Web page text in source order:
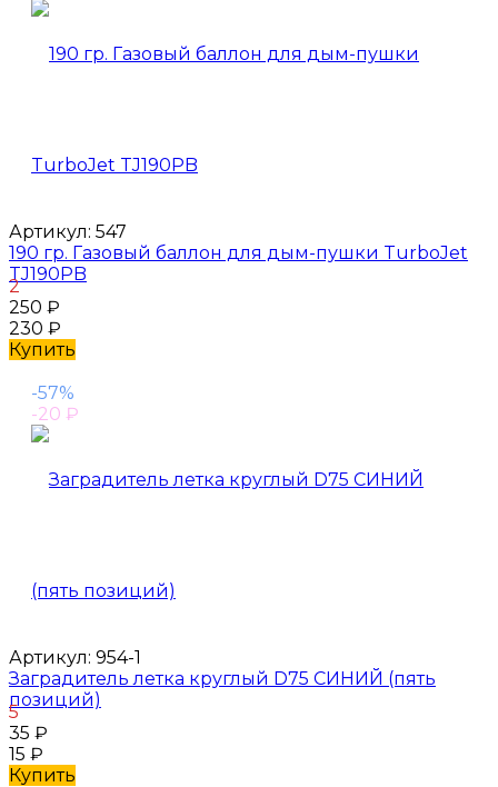
Артикул: 547
190 гр. Газовый баллон для дым-пушки TurboJet
TJ190PB
2
250 ₽
230 ₽
Купить
-57%
-20 ₽
Артикул: 954-1
Заградитель летка круглый D75 СИНИЙ (пять
позиций)
5
35 ₽
15 ₽
Купить